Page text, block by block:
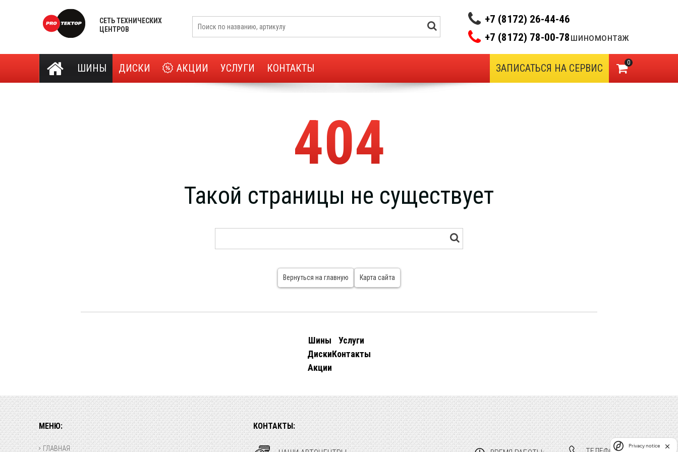
СЕТЬ ТЕХНИЧЕСКИХ
ЦЕНТРОВ
+7 (8172) 26-44-46
+7 (8172) 78-00-78шиномонтаж
ШИНЫ ДИСКИ АКЦИИ УСЛУГИ КОНТАКТЫ 0
ЗАПИСАТЬСЯ НА СЕРВИС
404
Такой страницы не существует
Вернуться на главную Карта сайта
Шины
Диски
Акции
Услуги
Контакты
МЕНЮ:
ГЛАВНАЯ
КОНТАКТЫ:
Privacy notice